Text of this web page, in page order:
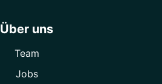
Über uns
Team
Jobs